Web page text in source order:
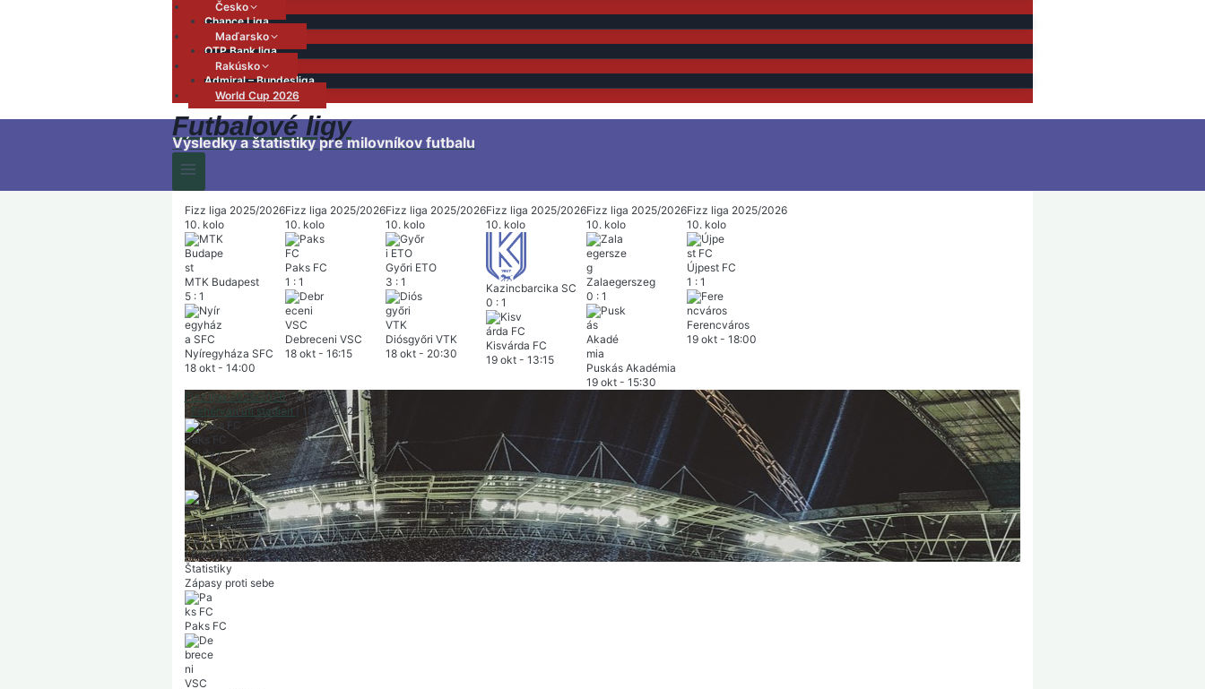
Česko
Chance Liga
Maďarsko
OTP Bank liga
Rakúsko
Admiral – Bundesliga
World Cup 2026
Futbalové ligy
Výsledky a štatistiky pre milovníkov futbalu
Fizz liga 2025/2026
10. kolo
MTK Budapest
5 : 1
Nyíregyháza SFC
18 okt - 14:00
Fizz liga 2025/2026
10. kolo
Paks FC
1 : 1
Debreceni VSC
18 okt - 16:15
Fizz liga 2025/2026
10. kolo
Győri ETO
3 : 1
Diósgyőri VTK
18 okt - 20:30
Fizz liga 2025/2026
10. kolo
Kazincbarcika SC
0 : 1
Kisvárda FC
19 okt - 13:15
Fizz liga 2025/2026
10. kolo
Zalaegerszeg
0 : 1
Puskás Akadémia
19 okt - 15:30
Fizz liga 2025/2026
10. kolo
Újpest FC
1 : 1
Ferencváros
19 okt - 18:00
Fizz liga 2025/2026| 10. kolo
| Fehérvári úti stadion | 18/10/2025-16:15
Paks FC
vvrvr
1 : 1
Konečný výsledok
Debreceni VSC
vpvrr
| Počet divákov: 3 504 | Polčas: 0-0
Štatistiky
Zápasy proti sebe
Paks FC